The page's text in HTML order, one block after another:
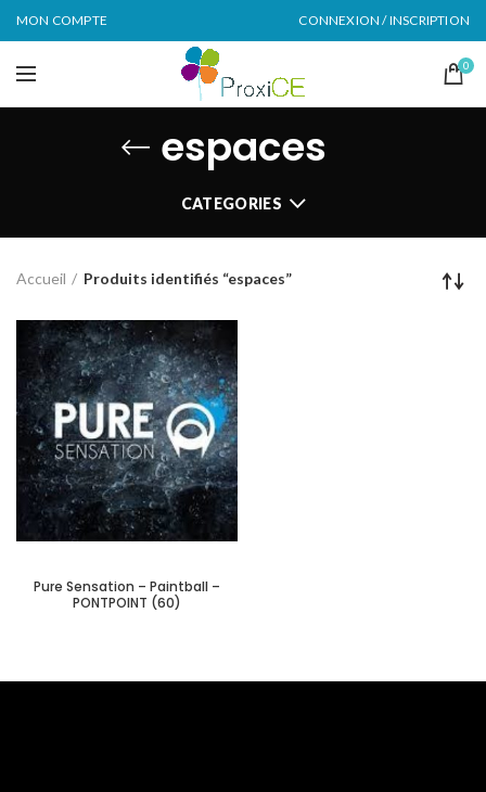
MON COMPTE CONNEXION / INSCRIPTION
0
espaces
CATEGORIES
Accueil Produits identifiés “espaces”
Pure Sensation – Paintball –
PONTPOINT (60)